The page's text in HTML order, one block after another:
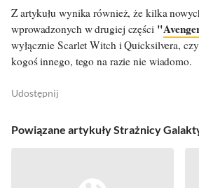
Z artykułu wynika również, że kilka
wprowadzonych w drugiej części "
wyłącznie Scarlet Witch i Quicksilvera,
kogoś innego, tego na razie nie wiadomo.
Udostępnij
Powiązane artykuły Strażnicy